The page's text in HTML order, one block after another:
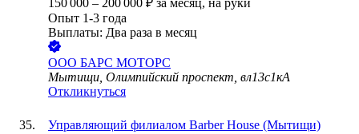
150 000 – 200 000 ₽ за месяц, на руки
Опыт 1-3 года
Выплаты: Два раза в месяц
ООО БАРС МОТОРС
Мытищи, Олимпийский проспект, вл13с1кА
Откликнуться
Управляющий филиалом Barber House (Мытищи)